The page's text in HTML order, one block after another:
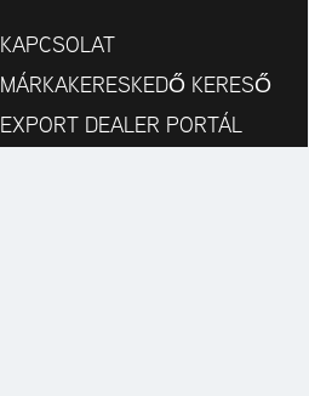
KAPCSOLAT
MÁRKAKERESKEDŐ KERESŐ
EXPORT DEALER PORTÁL